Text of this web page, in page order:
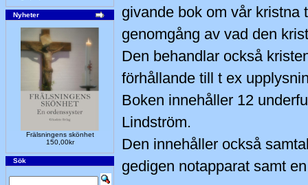
Nyheter
Frälsningens skönhet
150,00kr
Sök
givande bok om vår kristna
genomgång av vad den
Den behandlar också
förhållande till t ex
Boken innehåller 12
Lindström.
Den innehåller också
gedigen notapparat samt